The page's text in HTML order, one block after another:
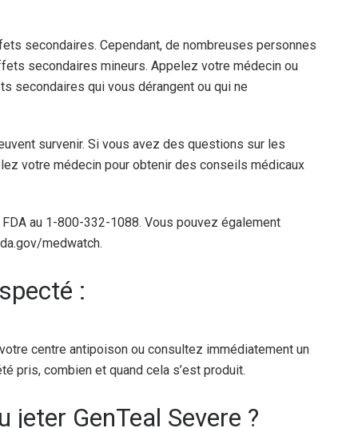
secondaires. Cependant, de nombreuses personnes
secondaires mineurs. Appelez votre médecin ou
secondaires qui vous dérangent ou qui ne
survenir. Si vous avez des questions sur les
votre médecin pour obtenir des conseils médicaux
au 1-800-332-1088. Vous pouvez également
medwatch.
:
centre antipoison ou consultez immédiatement un
pris, combien et quand cela s’est produit.
GenTeal Severe ?